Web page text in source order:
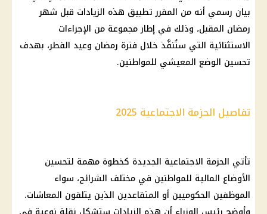
بيان رسمي أنه من المقرر تطبيق هذه الزيادات قبل شهر
رمضان المقبل، وذلك في إطار مجموعة من الإجراءات
الاستثنائية التي ستُنفَّذ خلال فترة رمضان وعيد الفطر، بهدف
تحسين الوضع المعيشي للمواطنين.
تفاصيل الحزمة الاجتماعية 2025
تأتي الحزمة الاجتماعية الجديدة كخطوة مهمة لتحسين
الأوضاع المالية للمواطنين في مختلف الشرائح، سواء
الموظفين الحكوميين أو المتقاعدين الذين يتلقون المعاشات.